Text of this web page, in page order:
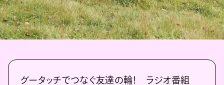
グータッチでつなぐ友達の輪！ ラジオ番組